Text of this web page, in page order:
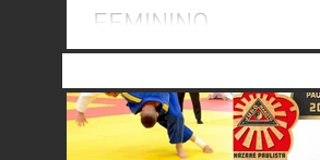
FEMININO.
E.C, PREFEITURA MUNICIPAL